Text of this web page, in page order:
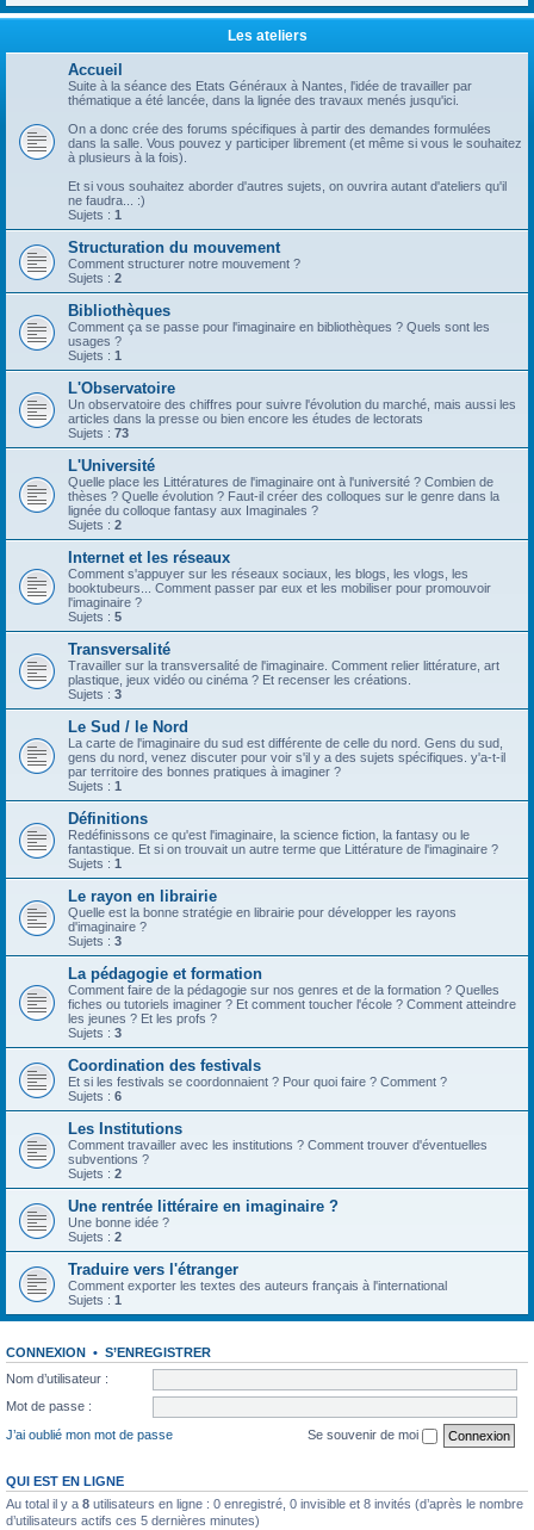
Les ateliers
Accueil
Suite à la séance des Etats Généraux à Nantes, l'idée de travailler par
thématique a été lancée, dans la lignée des travaux menés jusqu'ici.
On a donc crée des forums spécifiques à partir des demandes formulées
dans la salle. Vous pouvez y participer librement (et même si vous le souhaitez
à plusieurs à la fois).
Et si vous souhaitez aborder d'autres sujets, on ouvrira autant d'ateliers qu'il
ne faudra... :)
Sujets : 1
Structuration du mouvement
Comment structurer notre mouvement ?
Sujets : 2
Bibliothèques
Comment ça se passe pour l'imaginaire en bibliothèques ? Quels sont les
usages ?
Sujets : 1
L'Observatoire
Un observatoire des chiffres pour suivre l'évolution du marché, mais aussi les
articles dans la presse ou bien encore les études de lectorats
Sujets : 73
L'Université
Quelle place les Littératures de l'imaginaire ont à l'université ? Combien de
thèses ? Quelle évolution ? Faut-il créer des colloques sur le genre dans la
lignée du colloque fantasy aux Imaginales ?
Sujets : 2
Internet et les réseaux
Comment s'appuyer sur les réseaux sociaux, les blogs, les vlogs, les
booktubeurs... Comment passer par eux et les mobiliser pour promouvoir
l'imaginaire ?
Sujets : 5
Transversalité
Travailler sur la transversalité de l'imaginaire. Comment relier littérature, art
plastique, jeux vidéo ou cinéma ? Et recenser les créations.
Sujets : 3
Le Sud / le Nord
La carte de l'imaginaire du sud est différente de celle du nord. Gens du sud,
gens du nord, venez discuter pour voir s'il y a des sujets spécifiques. y'a-t-il
par territoire des bonnes pratiques à imaginer ?
Sujets : 1
Définitions
Redéfinissons ce qu'est l'imaginaire, la science fiction, la fantasy ou le
fantastique. Et si on trouvait un autre terme que Littérature de l'imaginaire ?
Sujets : 1
Le rayon en librairie
Quelle est la bonne stratégie en librairie pour développer les rayons
d'imaginaire ?
Sujets : 3
La pédagogie et formation
Comment faire de la pédagogie sur nos genres et de la formation ? Quelles
fiches ou tutoriels imaginer ? Et comment toucher l'école ? Comment atteindre
les jeunes ? Et les profs ?
Sujets : 3
Coordination des festivals
Et si les festivals se coordonnaient ? Pour quoi faire ? Comment ?
Sujets : 6
Les Institutions
Comment travailler avec les institutions ? Comment trouver d'éventuelles
subventions ?
Sujets : 2
Une rentrée littéraire en imaginaire ?
Une bonne idée ?
Sujets : 2
Traduire vers l'étranger
Comment exporter les textes des auteurs français à l'international
Sujets : 1
CONNEXION • S’ENREGISTRER
Nom d’utilisateur :
Mot de passe :
J’ai oublié mon mot de passe
Se souvenir de moi
QUI EST EN LIGNE
Au total il y a 8 utilisateurs en ligne : 0 enregistré, 0 invisible et 8 invités (d’après le nombre
d’utilisateurs actifs ces 5 dernières minutes)